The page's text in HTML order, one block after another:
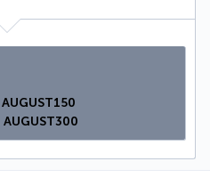
AUGUST150
AUGUST300